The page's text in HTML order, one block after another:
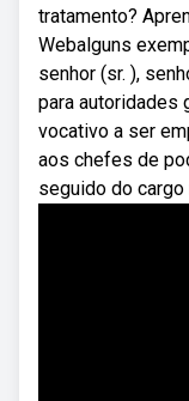
tratamento?
Webalguns
senhor (sr. ),
para autoridades
vocativo a ser
aos chefes de
seguido do